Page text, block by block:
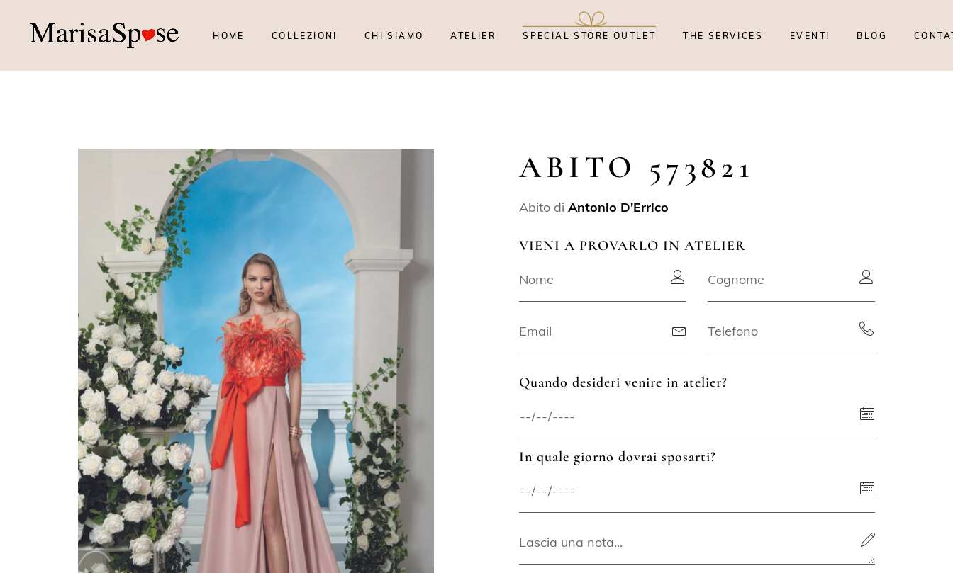
HOME COLLEZIONI CHI SIAMO ATELIER SPECIAL STORE OUTLET THE SERVICES EVENTI BLOG
ABITO 573821
Abito di Antonio D'Errico
VIENI A PROVARLO IN ATELIER
Quando desideri venire in atelier?
In quale giorno dovrai sposarti?